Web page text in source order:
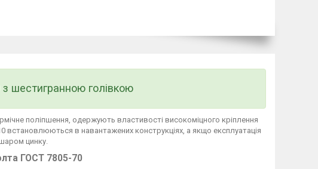
шестигранною голівкою
поліпшення, одержують властивості високоміцного кріплення
встановлюються в навантажених конструкціях, а якщо експлуатація
цинку.
ГОСТ 7805-70